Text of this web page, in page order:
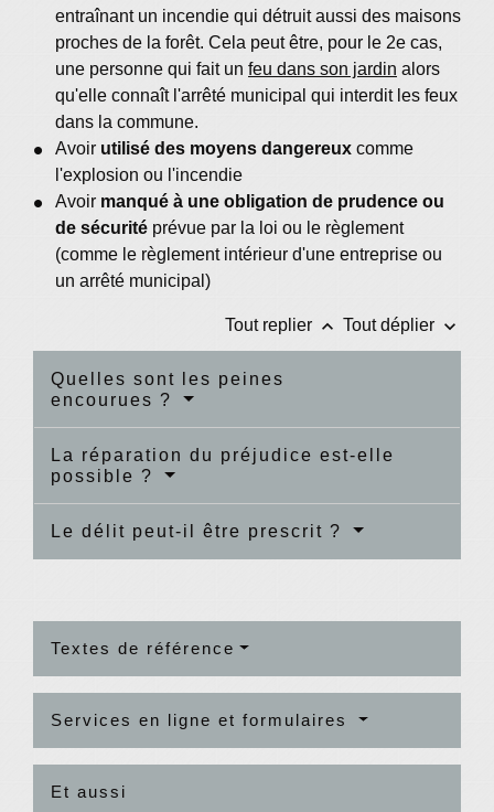
entraînant un incendie qui détruit aussi des maisons
proches de la forêt. Cela peut être, pour le 2e cas,
une personne qui fait un feu dans son jardin alors
qu'elle connaît l'arrêté municipal qui interdit les feux
dans la commune.
Avoir utilisé des moyens dangereux comme
l'explosion ou l'incendie
Avoir manqué à une obligation de prudence ou
de sécurité prévue par la loi ou le règlement
(comme le règlement intérieur d'une entreprise ou
un arrêté municipal)
Tout replier keyboard_arrow_up Tout déplier keyboard_arrow_down
Quelles sont les peines
encourues ?
La réparation du préjudice est-elle
possible ?
Le délit peut-il être prescrit ?
Textes de référence
Services en ligne et formulaires
Et aussi